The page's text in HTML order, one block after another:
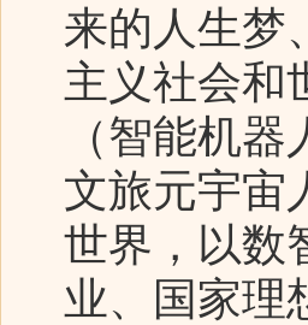
来的人生梦
主义社会和
（智能机
文旅元宇宙
世界，以数
业、国家理